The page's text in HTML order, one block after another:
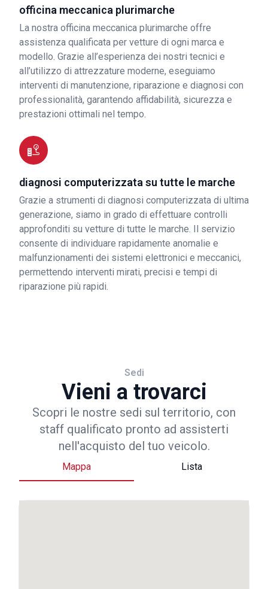
officina meccanica plurimarche
La nostra officina meccanica plurimarche offre
assistenza qualificata per vetture di ogni marca e
modello. Grazie all’esperienza dei nostri tecnici e
all’utilizzo di attrezzature moderne, eseguiamo
interventi di manutenzione, riparazione e diagnosi con
professionalità, garantendo affidabilità, sicurezza e
prestazioni ottimali nel tempo.
diagnosi computerizzata su tutte le marche
Grazie a strumenti di diagnosi computerizzata di ultima
generazione, siamo in grado di effettuare controlli
approfonditi su vetture di tutte le marche. Il servizio
consente di individuare rapidamente anomalie e
malfunzionamenti dei sistemi elettronici e meccanici,
permettendo interventi mirati, precisi e tempi di
riparazione più rapidi.
Sedi
Vieni a trovarci
Scopri le nostre sedi sul territorio, con
staff qualificato pronto ad assisterti
nell'acquisto del tuo veicolo.
Mappa Lista